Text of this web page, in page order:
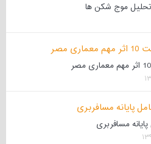
تحلیل موج شکن ها
مسافربری